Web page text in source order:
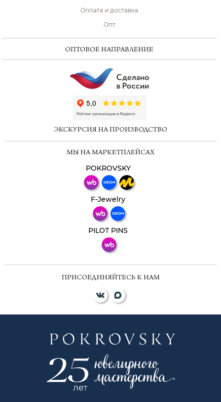
Оплата и доставка
Опт
ОПТОВОЕ НАПРАВЛЕНИЕ
ЭКСКУРСИЯ НА ПРОИЗВОДСТВО
МЫ НА МАРКЕТПЛЕЙСАХ
POKROVSKY
F-Jewelry
PILOT PINS
ПРИСОЕДИНЯЙТЕСЬ К НАМ